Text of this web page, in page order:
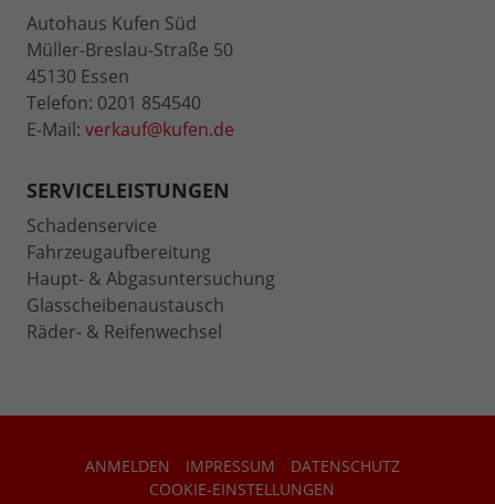
Autohaus Kufen Süd
Müller-Breslau-Straße 50
45130 Essen
Telefon: 0201 854540
E-Mail: verkauf@kufen.de
SERVICELEISTUNGEN
Schadenservice
Fahrzeugaufbereitung
Haupt- & Abgasuntersuchung
Glasscheibenaustausch
Räder- & Reifenwechsel
ANMELDEN IMPRESSUM
DATENSCHUTZ
COOKIE-EINSTELLUNGEN